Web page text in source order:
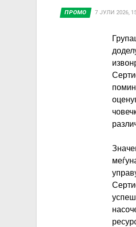
ПРОМО 7 ЈУЛИ 2026,